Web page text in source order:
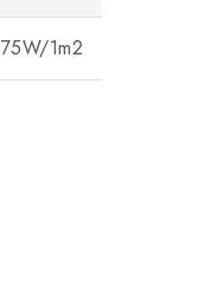
75W/1m2